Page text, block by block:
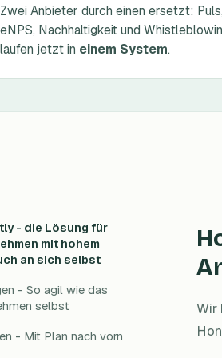
Zwei Anbieter durch einen ersetzt: Puls,
eNPS, Nachhaltigkeit und
laufen jetzt in einem System.
- die Lösung für
mit hohem
an sich selbst
- So agil wie das
selbst
- Mit Plan nach vorn
Wir